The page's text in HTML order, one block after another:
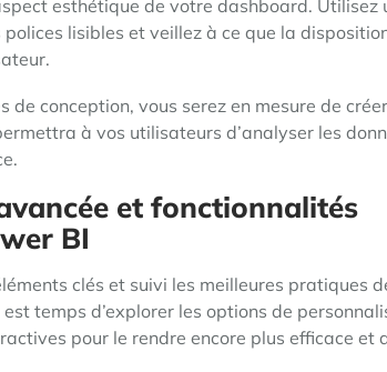
esthétique de votre dashboard. Utilisez
lisibles et veillez à ce que la
de conception, vous serez en mesure de
à vos utilisateurs d’analyser les
et fonctionnalités
BI
clés et suivi les meilleures pratiques
temps d’explorer les options de
pour le rendre encore plus efficace et